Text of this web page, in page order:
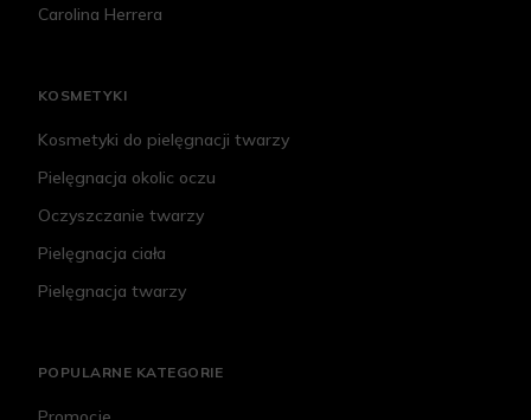
Carolina Herrera
KOSMETYKI
Kosmetyki do pielęgnacji twarzy
Pielęgnacja okolic oczu
Oczyszczanie twarzy
Pielęgnacja ciała
Pielęgnacja twarzy
POPULARNE KATEGORIE